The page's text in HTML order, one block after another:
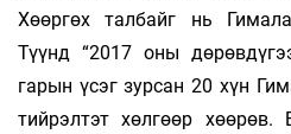
Хөөргөх талбайг нь
Түүнд “2017 оны
гарын үсэг зурсан 20 хүн
тийрэлтэт хөлгөөр